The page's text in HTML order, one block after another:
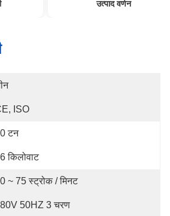
उत्पाद वर्णन
ISO
टन
किलोवाट
~ 75 स्ट्रोक / मिनट
50HZ 3 चरण